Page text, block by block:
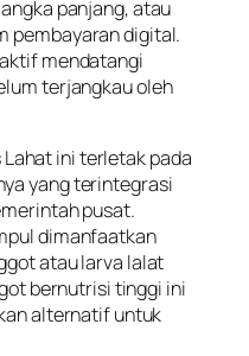
panjang, atau
pembayaran digital.
mendatangi
terjangkau oleh
ini terletak pada
yang terintegrasi
pusat.
dimanfaatkan
atau larva lalat
bernutrisi tinggi ini
alternatif untuk